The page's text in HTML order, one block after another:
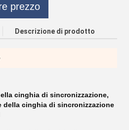
prezzo
Descrizione di prodotto
cinghia di sincronizzazione,
della cinghia di sincronizzazione